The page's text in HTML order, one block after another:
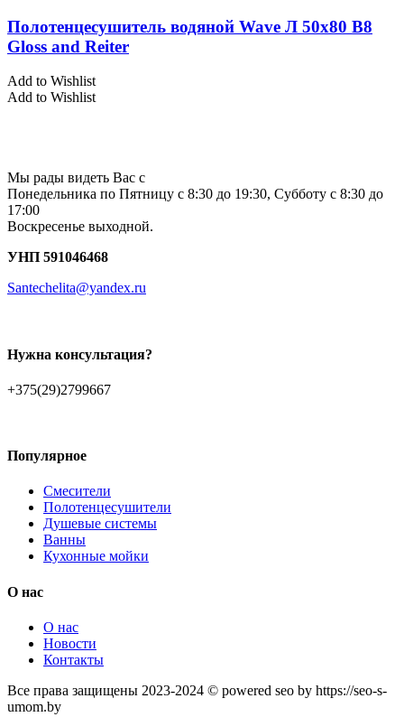
Полотенцесушитель водяной Wave Л 50х80 В8
Gloss and Reiter
Add to Wishlist
Add to Wishlist
Мы рады видеть Вас с
Понедельника по Пятницу с 8:30 до 19:30, Субботу с 8:30 до
17:00
Воскресенье выходной.
УНП 591046468
Santechelita@yandex.ru
Нужна консультация?
+375(29)2799667
Популярное
Смесители
Полотенцесушители
Душевые системы
Ванны
Кухонные мойки
О нас
О нас
Новости
Контакты
Все права защищены 2023-2024 © powered seo by https://seo-s-
umom.by